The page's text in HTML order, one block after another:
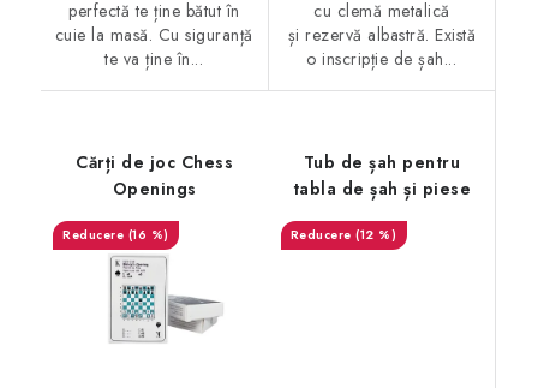
perfectă te ține bătut în
cuie la masă. Cu siguranță
te va ține în...
cu clemă metalică
și rezervă albastră. Există
o inscripție de șah...
Cărți de joc Chess
Openings
(16 %)
Tub de șah pentru
tabla de șah și piese
(12 %)